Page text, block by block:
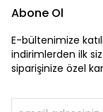
Abone Ol
E-bültenimize
indirimlerden ilk
siparişinize özel